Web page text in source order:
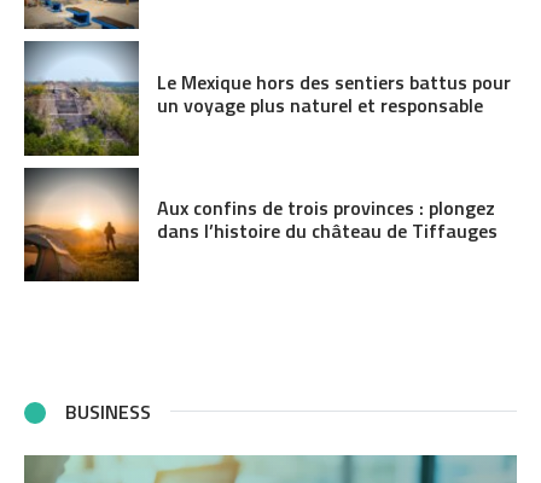
Le Mexique hors des sentiers battus pour
un voyage plus naturel et responsable
Aux confins de trois provinces : plongez
dans l’histoire du château de Tiffauges
BUSINESS